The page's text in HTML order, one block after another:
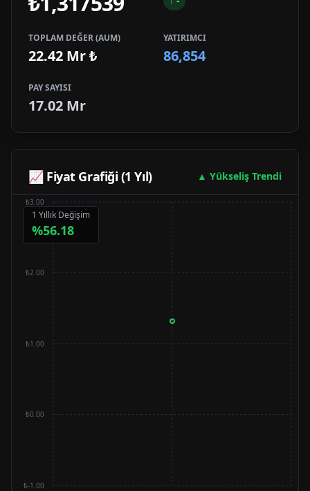
TOPLAM DEĞER (AUM)
22.42 Mr₺
YATIRIMCI
86,854
PAY SAYISI
17.02 Mr
📈 Fiyat Grafiği (1 Yıl) ▲ Yükseliş Trendi
1 Yıllık Değişim
%56.18
₺-1.00
₺0.00
₺1.00
₺2.00
₺3.00